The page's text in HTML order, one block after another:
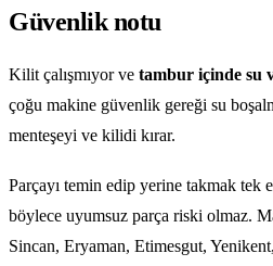
Güvenlik notu
Kilit çalışmıyor ve tambur içinde su
çoğu makine güvenlik gereği su
menteşeyi ve kilidi kırar.
Parçayı temin edip yerine takmak tek
böylece uyumsuz parça riski olmaz.
Sincan, Eryaman, Etimesgut,